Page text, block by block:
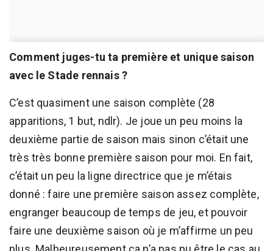
Comment juges-tu ta première et unique saison
avec le Stade rennais ?
C’est quasiment une saison complète (28
apparitions, 1 but, ndlr). Je joue un peu moins la
deuxième partie de saison mais sinon c’était une
très très bonne première saison pour moi. En fait,
c’était un peu la ligne directrice que je m’étais
donné : faire une première saison assez complète,
engranger beaucoup de temps de jeu, et pouvoir
faire une deuxième saison où je m’affirme un peu